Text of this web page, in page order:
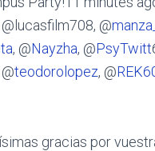
@
, @Nayzha, @PsyTwitt
teodorolopez, @
gracias por